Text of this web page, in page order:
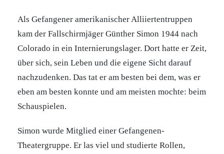
Als Gefangener amerikanischer Alliiertentruppen
kam der Fallschirmjäger Günther Simon 1944 nach
Colorado in ein Internierungslager. Dort hatte er Zeit,
über sich, sein Leben und die eigene Sicht darauf
nachzudenken. Das tat er am besten bei dem, was er
eben am besten konnte und am meisten mochte: beim
Schauspielen.
Simon wurde Mitglied einer Gefangenen-
Theatergruppe. Er las viel und studierte Rollen,